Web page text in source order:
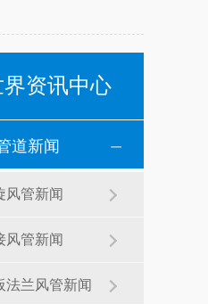
界资讯中心
道新闻
风管新闻
风管新闻
法兰风管新闻